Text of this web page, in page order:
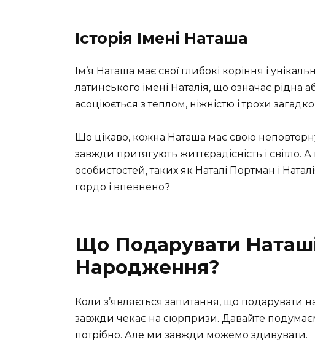
Історія Імені Наташа
Ім’я Наташа має свої глибокі коріння і
латинського імені Наталія, що означає рідна
асоціюється з теплом, ніжністю і трохи
Що цікаво, кожна Наташа має свою
завжди притягують життєрадісність і
особистостей, таких як Наталі Портман і
гордо і впевнено?
Що Подарувати
Народження?
Коли з’являється запитання, що подарувати
завжди чекає на сюрпризи. Давайте
потрібно. Але ми завжди можемо здивувати.